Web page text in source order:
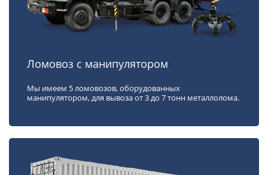
Ломовоз с манипулятором
Мы имеем 5 ломовозов, оборудованных
манипулятором, для вывоза от 3 до 7 тонн металлолома.